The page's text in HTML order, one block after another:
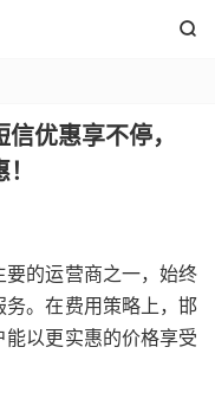

优惠享不停，
的运营商之一，始终
。在费用策略上，邯
以更实惠的价格享受